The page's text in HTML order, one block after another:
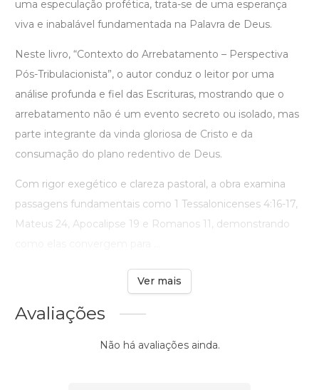
uma especulação profética, trata-se de uma esperança
viva e inabalável fundamentada na Palavra de Deus.
Neste livro, “Contexto do Arrebatamento – Perspectiva
Pós-Tribulacionista”, o autor conduz o leitor por uma
análise profunda e fiel das Escrituras, mostrando que o
arrebatamento não é um evento secreto ou isolado, mas
parte integrante da vinda gloriosa de Cristo e da
consumação do plano redentivo de Deus.
Com rigor exegético e clareza pastoral, a obra examina
passagens fundamentais como 1 Tessalonicenses 4:16-17,
Mateus 24, Apocalipse 19 e Romanos 11, demonstrando
Ver mais
Avaliações
Não há avaliações ainda.